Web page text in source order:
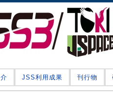
JSS利用成果 刊行物